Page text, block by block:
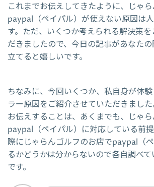
これまでお伝えしてきたように、じゃ
paypal（ペイパル）が使えない原因は
す。ただ、いくつか考えられる解決策
だきましたので、今日の記事があなた
立てると嬉しいです。
ちなみに、今回いくつか、私自身が体
ラー原因をご紹介させていただきまし
お伝えすることは、あくまでも、じゃ
paypal（ペイパル）に対応している前
際にじゃらんゴルフのお店でpaypal（
るかどうかは分からないので各自調べ
です。